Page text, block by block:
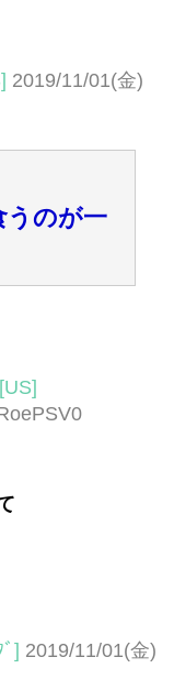
2019/11/01(金)
うのが一
] 2019/11/01(金)